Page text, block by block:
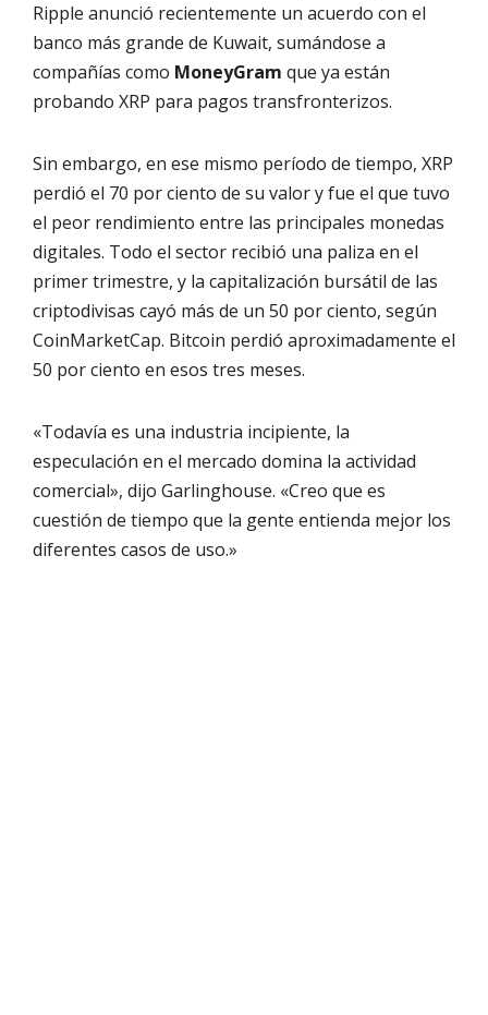
Ripple anunció recientemente un acuerdo con el
banco más grande de Kuwait, sumándose a
compañías como MoneyGram que ya están
probando XRP para pagos transfronterizos.
Sin embargo, en ese mismo período de tiempo, XRP
perdió el 70 por ciento de su valor y fue el que tuvo
el peor rendimiento entre las principales monedas
digitales. Todo el sector recibió una paliza en el
primer trimestre, y la capitalización bursátil de las
criptodivisas cayó más de un 50 por ciento, según
CoinMarketCap. Bitcoin perdió aproximadamente el
50 por ciento en esos tres meses.
«Todavía es una industria incipiente, la
especulación en el mercado domina la actividad
comercial», dijo Garlinghouse. «Creo que es
cuestión de tiempo que la gente entienda mejor los
diferentes casos de uso.»